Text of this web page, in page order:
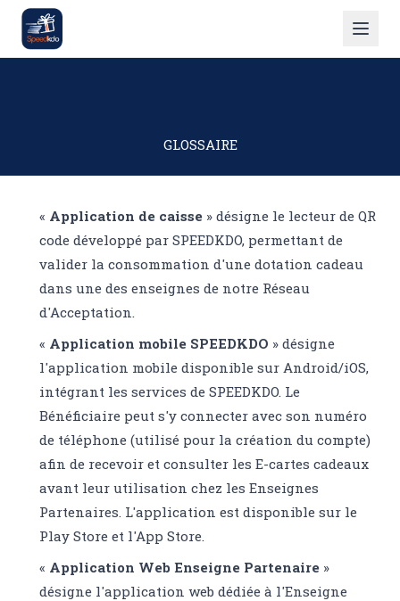
GLOSSAIRE
« Application de caisse » désigne le lecteur de QR
code développé par SPEEDKDO, permettant de
valider la consommation d'une dotation cadeau
dans une des enseignes de notre Réseau
d'Acceptation.
« Application mobile SPEEDKDO » désigne
l'application mobile disponible sur Android/iOS,
intégrant les services de SPEEDKDO. Le
Bénéficiaire peut s'y connecter avec son numéro
de téléphone (utilisé pour la création du compte)
afin de recevoir et consulter les E-cartes cadeaux
avant leur utilisation chez les Enseignes
Partenaires. L'application est disponible sur le
Play Store et l'App Store.
« Application Web Enseigne Partenaire »
désigne l'application web dédiée à l'Enseigne